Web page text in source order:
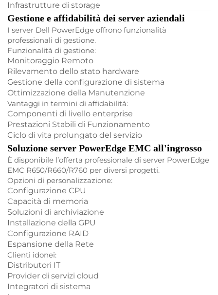
Infrastrutture di storage
Gestione e affidabilità dei server aziendali
I server Dell PowerEdge offrono funzionalità
professionali di gestione.
Funzionalità di gestione:
Monitoraggio Remoto
Rilevamento dello stato hardware
Gestione della configurazione di sistema
Ottimizzazione della Manutenzione
Vantaggi in termini di affidabilità:
Componenti di livello enterprise
Prestazioni Stabili di Funzionamento
Ciclo di vita prolungato del servizio
Soluzione server PowerEdge EMC all'ingrosso
È disponibile l’offerta professionale di server PowerEdge
EMC R650/R660/R760 per diversi progetti.
Opzioni di personalizzazione:
Configurazione CPU
Capacità di memoria
Soluzioni di archiviazione
Installazione della GPU
Configurazione RAID
Espansione della Rete
Clienti idonei:
Distributori IT
Provider di servizi cloud
Integratori di sistema